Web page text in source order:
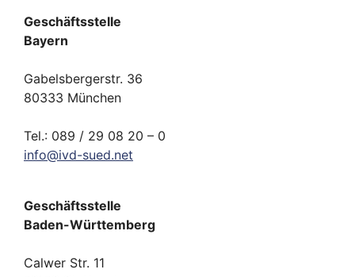
Geschäftsstelle
Bayern
Gabelsbergerstr. 36
80333 München
Tel.: 089 / 29 08 20 – 0
info@ivd-sued.net
Geschäftsstelle
Baden-Württemberg
Calwer Str. 11